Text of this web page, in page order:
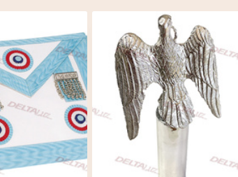
options
être
choisies
sur
la
page
du
produit